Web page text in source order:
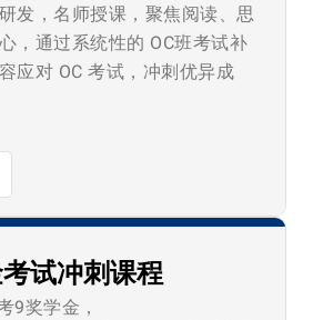
发，名师授课，聚焦阅读、思
，通过系统性的 OC班考试补
应对 OC 考试，冲刺优异成
试冲刺课程
9奖学金，